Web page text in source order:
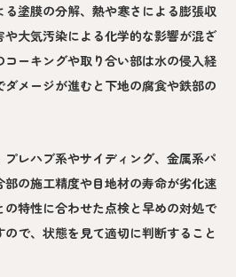
塗膜の分解、熱や寒さによる膨張収
大気汚染による化学的な影響が混ざ
ーキングや取り合い部は水の侵入経
メージが進むと下地の腐食や鉄部の
レハブ系やサイディング、金属系パ
の施工精度や目地材の寿命が劣化速
特性に合わせた点検と早めの対処で
で、状態を見て適切に判断すること